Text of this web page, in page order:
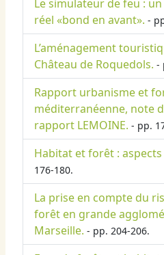
Le simulateur de feu :
réel «bond en avant». -
L’aménagement
Château de Roquedols. -
Rapport urbanisme et
méditerranéenne, note
rapport LEMOINE. - pp.
Habitat et forêt :
176-180.
La prise en compte du
forêt en grande
Marseille. - pp. 204-206.